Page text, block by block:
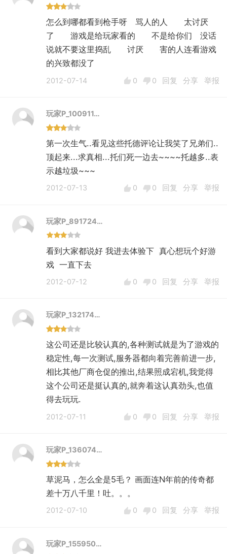
怎么到哪都看到枪手呀 骂人的人 太讨厌
了 游戏是给玩家看的 不是给你们 没话
说就不要这里捣乱 讨厌 害的人连看游戏
的兴致都没了
2012-07-14 0 0 回复 分享 举报
玩家P_100911…
第一次生气..看见这些托德评论让我笑了兄弟们..
顶起来...求真相...托们死一边去~~~~托越多..表
示越垃圾~~~
2012-07-13 0 0 回复 分享 举报
玩家P_891724…
看到大家都说好 我进去体验下 真心想玩个好游
戏 一直下去
2012-07-12 0 0 回复 分享 举报
玩家P_132174…
这公司还是比较认真的,各种测试就是为了游戏的
稳定性,每一次测试,服务器都向着完善前进一步,
相比其他厂商仓促的推出,结果照成宕机,我觉得
这个公司还是挺认真的,就奔着这认真劲头,也值
得去玩玩.
2012-07-11 0 0 回复 分享 举报
玩家P_136074…
草泥马，怎么全是5毛？ 画面连N年前的传奇都
差十万八千里！吐。。。
2012-07-10 0 0 回复 分享 举报
玩家P_155950…